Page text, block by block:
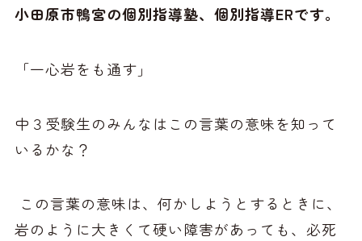
小田原市鴨宮の個別指導塾、個別指導ERです。
「一心岩をも通す」
中３受験生のみんなはこの言葉の意味を知って
いるかな？
この言葉の意味は、何かしようとするときに、
岩のように大きくて硬い障害があっても、必死